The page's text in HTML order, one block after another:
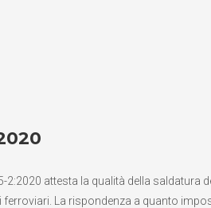
2:2020 attesta la qualità della saldatura
La rispondenza a quanto